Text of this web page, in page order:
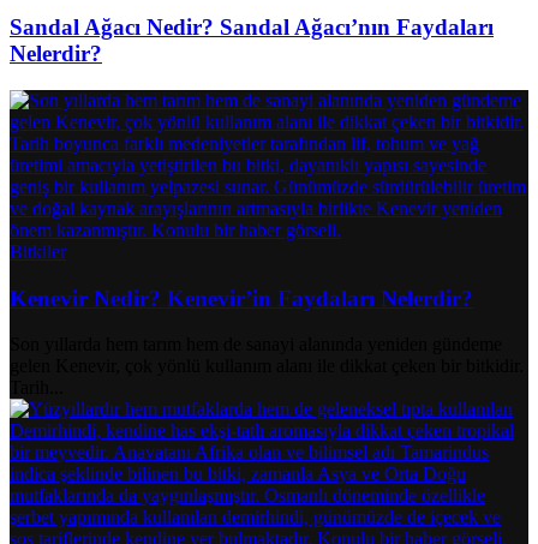
Sandal Ağacı Nedir? Sandal Ağacı’nın Faydaları
Nelerdir?
Bitkiler
Kenevir Nedir? Kenevir’in Faydaları Nelerdir?